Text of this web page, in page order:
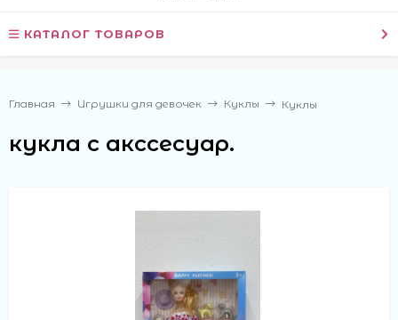
КАТАЛОГ ТОВАРОВ
Главная Игрушки для девочек Куклы Куклы
кукла с акссесуар.